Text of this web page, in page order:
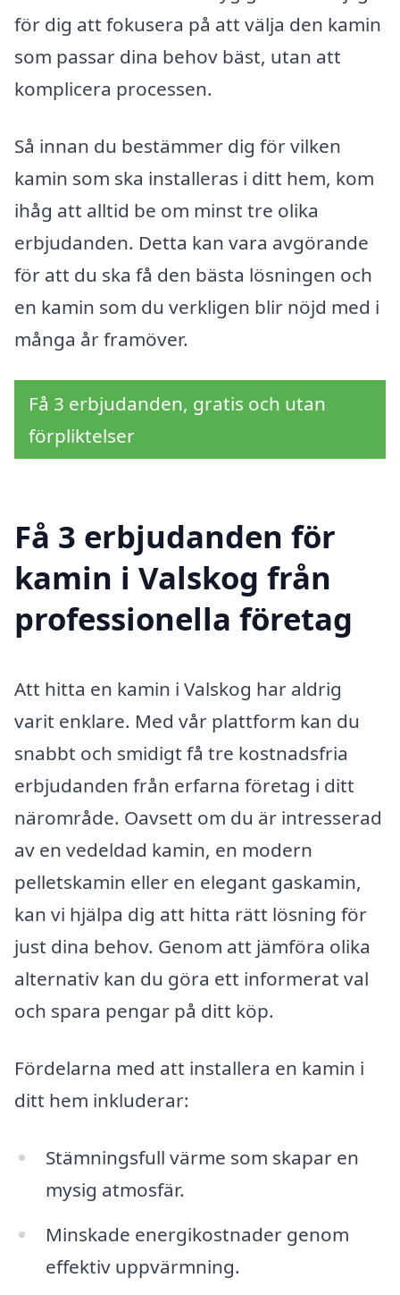
för dig att fokusera på att välja den kamin
som passar dina behov bäst, utan att
komplicera processen.
Så innan du bestämmer dig för vilken
kamin som ska installeras i ditt hem, kom
ihåg att alltid be om minst tre olika
erbjudanden. Detta kan vara avgörande
för att du ska få den bästa lösningen och
en kamin som du verkligen blir nöjd med i
många år framöver.
Få 3 erbjudanden, gratis och utan
förpliktelser
Få 3 erbjudanden för
kamin i Valskog från
professionella företag
Att hitta en kamin i Valskog har aldrig
varit enklare. Med vår plattform kan du
snabbt och smidigt få tre kostnadsfria
erbjudanden från erfarna företag i ditt
närområde. Oavsett om du är intresserad
av en vedeldad kamin, en modern
pelletskamin eller en elegant gaskamin,
kan vi hjälpa dig att hitta rätt lösning för
just dina behov. Genom att jämföra olika
alternativ kan du göra ett informerat val
och spara pengar på ditt köp.
Fördelarna med att installera en kamin i
ditt hem inkluderar:
Stämningsfull värme som skapar en
mysig atmosfär.
Minskade energikostnader genom
effektiv uppvärmning.